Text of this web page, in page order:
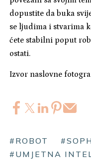
dopustite da buka
se ljudima i stvarima
ćete stabilni poput
ostati.
Izvor naslovne
#ROBOT
#UMJETNA